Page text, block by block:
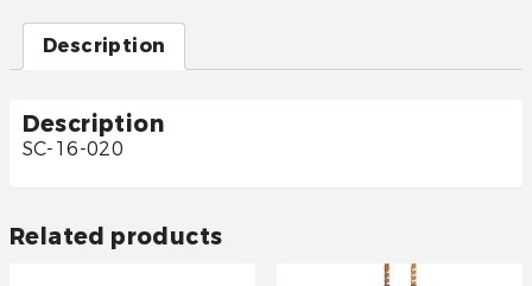
quantity
Description
Description
SC-16-020
Related products